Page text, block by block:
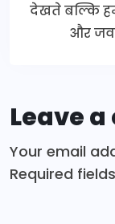
देखते बल्कि
और
Leave
Your email
Required